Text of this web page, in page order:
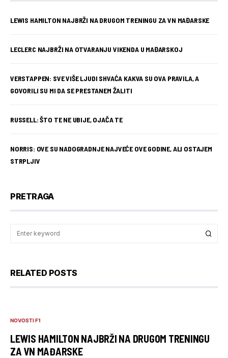
LEWIS HAMILTON NAJBRŽI NA DRUGOM TRENINGU ZA VN MAĐARSKE
LECLERC NAJBRŽI NA OTVARANJU VIKENDA U MAĐARSKOJ
VERSTAPPEN: SVE VIŠE LJUDI SHVAĆA KAKVA SU OVA PRAVILA, A
GOVORILI SU MI DA SE PRESTANEM ŽALITI
RUSSELL: ŠTO TE NE UBIJE, OJAČA TE
NORRIS: OVE SU NADOGRADNJE NAJVEĆE OVE GODINE, ALI OSTAJEM
STRPLJIV
PRETRAGA
RELATED POSTS
NOVOSTI F1
LEWIS HAMILTON NAJBRŽI NA DRUGOM TRENINGU
ZA VN MAĐARSKE